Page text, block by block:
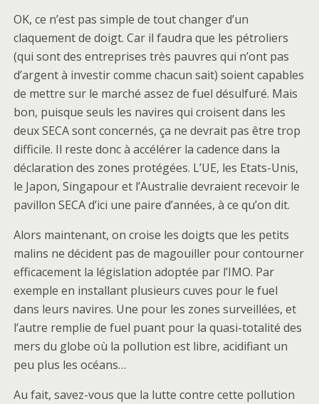
OK, ce n’est pas simple de tout changer d’un
claquement de doigt. Car il faudra que les pétroliers
(qui sont des entreprises très pauvres qui n’ont pas
d’argent à investir comme chacun sait) soient capables
de mettre sur le marché assez de fuel désulfuré. Mais
bon, puisque seuls les navires qui croisent dans les
deux SECA sont concernés, ça ne devrait pas être trop
difficile. Il reste donc à accélérer la cadence dans la
déclaration des zones protégées. L’UE, les Etats-Unis,
le Japon, Singapour et l’Australie devraient recevoir le
pavillon SECA d’ici une paire d’années, à ce qu’on dit.
Alors maintenant, on croise les doigts que les petits
malins ne décident pas de magouiller pour contourner
efficacement la législation adoptée par l’IMO. Par
exemple en installant plusieurs cuves pour le fuel
dans leurs navires. Une pour les zones surveillées, et
l’autre remplie de fuel puant pour la quasi-totalité des
mers du globe où la pollution est libre, acidifiant un
peu plus les océans…
Au fait, savez-vous que la lutte contre cette pollution